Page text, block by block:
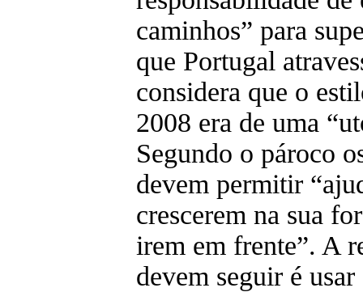
caminhos” para
que Portugal
considera que o
2008 era de uma
Segundo o pároco
devem permitir
crescerem na sua
irem em frente”. A
devem seguir é